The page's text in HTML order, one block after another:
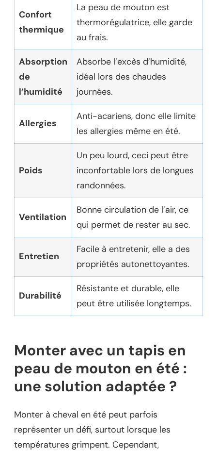
Confort
thermique
La peau de mouton est
thermorégulatrice, elle garde
au frais.
Absorption
de
l’humidité
Absorbe l’excès d’humidité,
idéal lors des chaudes
journées.
Allergies
Anti-acariens, donc elle limite
les allergies même en été.
Poids
Un peu lourd, ceci peut être
inconfortable lors de longues
randonnées.
Ventilation
Bonne circulation de l’air, ce
qui permet de rester au sec.
Entretien
Facile à entretenir, elle a des
propriétés autonettoyantes.
Durabilité
Résistante et durable, elle
peut être utilisée longtemps.
Monter avec un tapis en
peau de mouton en été :
une solution adaptée ?
Monter à cheval en été peut parfois
représenter un défi, surtout lorsque les
températures grimpent. Cependant,